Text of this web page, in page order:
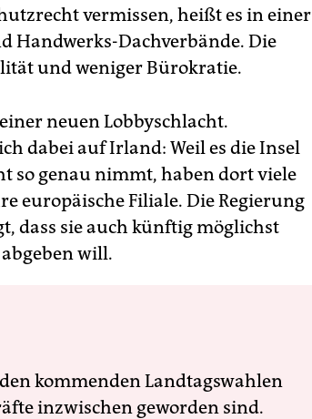
vermissen, heißt es in einer
Handwerks-Dachverbände. Die
und weniger Bürokratie.
neuen Lobbyschlacht.
dabei auf Irland: Weil es die Insel
so genau nimmt, haben dort viele
europäische Filiale. Die Regierung
dass sie auch künftig möglichst
will.
kommenden Landtagswahlen
inzwischen geworden sind.